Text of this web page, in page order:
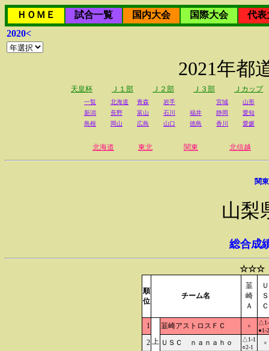
ＨＯＭＥ 試合一覧 国内大会 国際大会
代表
2020<
2021年都
天皇杯 Ｊ１部 Ｊ２部 Ｊ３部 Ｊカップ
一覧 北海道 青森 岩手 宮城
山形
新潟
長野 富山 石川 福井 静岡
愛知
島根
岡山 広島 山口 徳島 香川 愛媛
北海道 東北 関東 北信越
関
山梨
総合成
☆☆☆
順
位
チーム名
韮
崎
Ａ
Ｕ
Ｓ
Ｃ
1
上
韮崎アストロスＦＣ ×
△1-
●1-2
2 ＵＳＣ ｎａｎａｈｏ
△1-1
○2-1
×